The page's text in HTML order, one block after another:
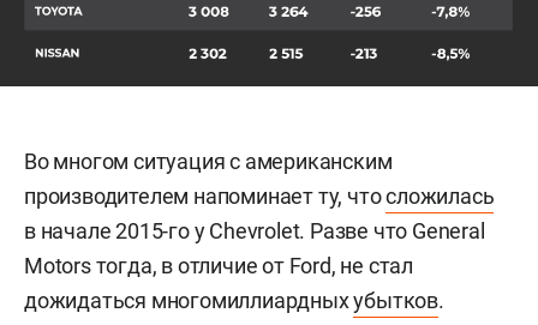
Во многом ситуация с американским
производителем напоминает ту, чтосложилась
в начале 2015-го у Chevrolet. Разве что General
Motors тогда, в отличие от Ford, не стал
дожидаться многомиллиардныхубытков.